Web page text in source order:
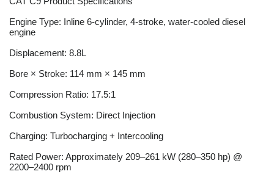
Engine Type: Inline 6-cylinder, 4-stroke, water-cooled diesel
engine
Displacement: 8.8L
Bore × Stroke: 114 mm × 145 mm
Compression Ratio: 17.5:1
Combustion System: Direct Injection
Charging: Turbocharging + Intercooling
Rated Power: Approximately 209–261 kW (280–350 hp) @
2200–2400 rpm